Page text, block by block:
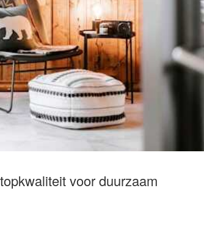
voor duurzaam